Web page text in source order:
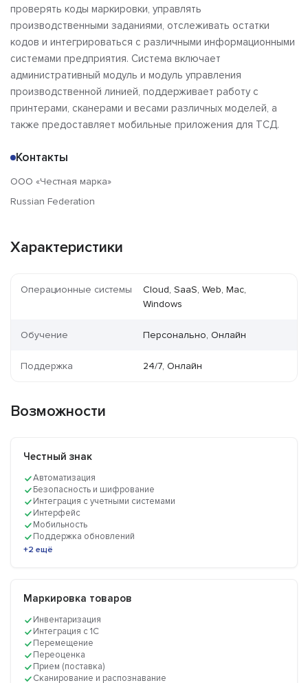
проверять коды маркировки, управлять
производственными заданиями, отслеживать остатки
кодов и интегрироваться с различными информационными
системами предприятия. Система включает
административный модуль и модуль управления
производственной линией, поддерживает работу с
принтерами, сканерами и весами различных моделей, а
также предоставляет мобильные приложения для ТСД.
Контакты
ООО «Честная марка»
Russian Federation
Характеристики
Операционные системы
Cloud, SaaS, Web, Mac,
Windows
Обучение Персонально, Онлайн
Поддержка 24/7, Онлайн
Возможности
Честный знак
Автоматизация
Безопасность и шифрование
Интеграция с учетными системами
Интерфейс
Мобильность
Поддержка обновлений
+2 ещё
Маркировка товаров
Инвентаризация
Интеграция с 1C
Перемещение
Переоценка
Прием (поставка)
Сканирование и распознавание